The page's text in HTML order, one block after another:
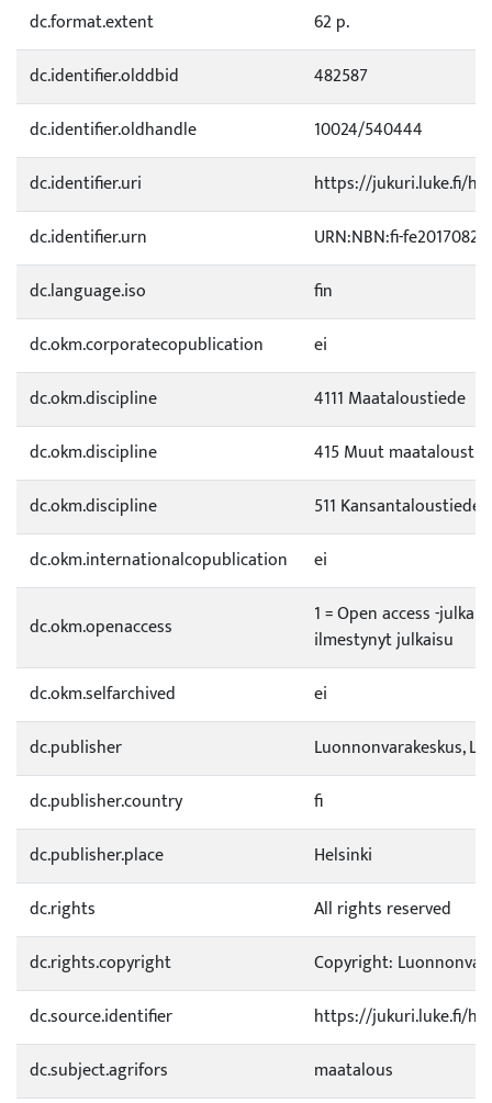
dc.format.extent
62 p.
dc.identifier.olddbid
482587
dc.identifier.oldhandle
10024/540444
dc.identifier.uri
https://jukuri.luke.fi/
dc.identifier.urn
URN:NBN:fi-
dc.language.iso
fin
dc.okm.corporatecopublication
ei
dc.okm.discipline
4111 Maataloustiede
dc.okm.discipline
415 Muut
dc.okm.discipline
511 Kansantaloustiede
dc.okm.internationalcopublication
ei
dc.okm.openaccess
1 = Open access -
ilmestynyt julkaisu
dc.okm.selfarchived
ei
dc.publisher
Luonnonvarakeskus,
dc.publisher.country
fi
dc.publisher.place
Helsinki
dc.rights
All rights reserved
dc.rights.copyright
Copyright:
dc.source.identifier
https://jukuri.luke.fi/
dc.subject.agrifors
maatalous